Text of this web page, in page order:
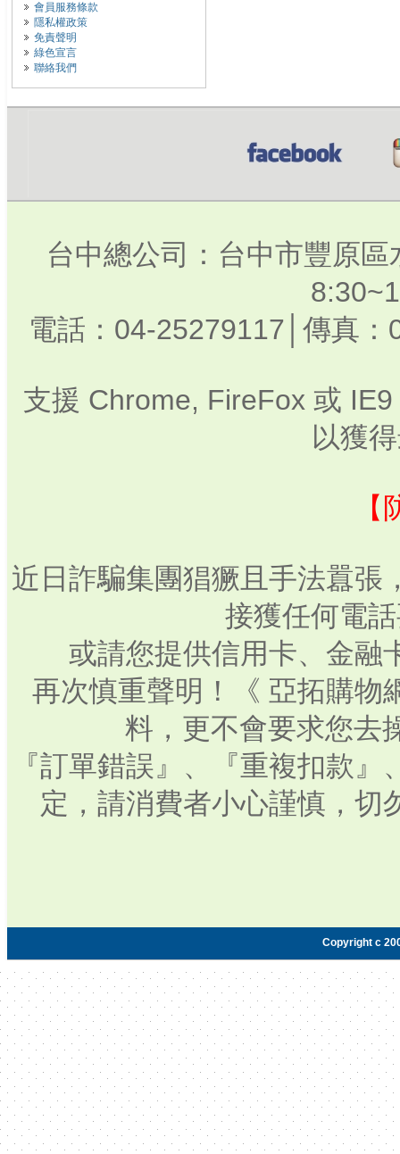
會員服務條款
隱私權政策
免責聲明
綠色宣言
聯絡我們
台中總公司：台中市豐原
電話：04-25279117│傳真
支援 Chrome, FireFox 或
以獲
近日詐騙集團猖獗且手法囂張
接獲任何電
或請您提供信用卡、金融
再次慎重聲明！《 亞拓購物
料，更不會要求您去
『訂單錯誤』、『重複扣款
定，請消費者小心謹慎，切
Copyright c